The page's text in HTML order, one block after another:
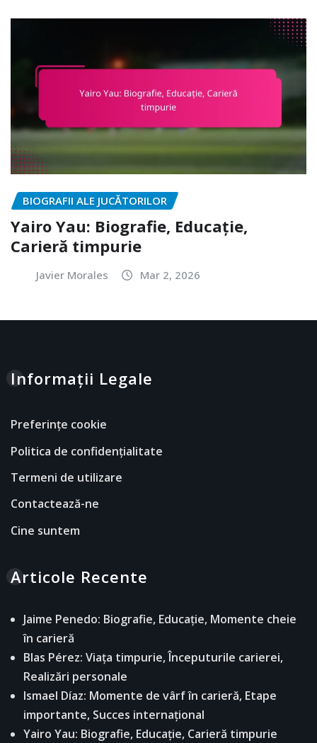
BIOGRAFII ALE JUCĂTORILOR
Yairo Yau: Biografie, Educație,
Carieră timpurie
Javier Morales Mar 2, 2026
Informații Legale
Preferințe cookie
Politica de confidențialitate
Termeni de utilizare
Contactează-ne
Cine suntem
Articole Recente
Jaime Penedo: Biografie, Educație, Momente cheie
în carieră
Blas Pérez: Viața timpurie, Începuturile carierei,
Realizări personale
Ismael Díaz: Momente de vârf în carieră, Etape
importante, Succes internațional
Yairo Yau: Biografie, Educație, Carieră timpurie